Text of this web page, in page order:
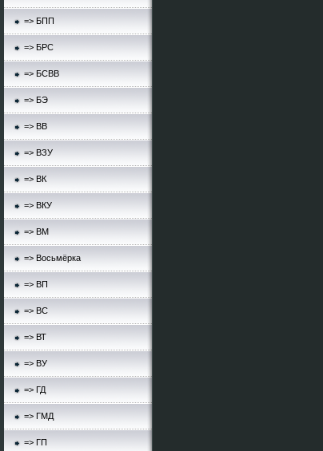
=> БПП
=> БРС
=> БСВВ
=> БЭ
=> ВВ
=> ВЗУ
=> ВК
=> ВКУ
=> ВМ
=> Восьмёрка
=> ВП
=> ВС
=> ВТ
=> ВУ
=> ГД
=> ГМД
=> ГП